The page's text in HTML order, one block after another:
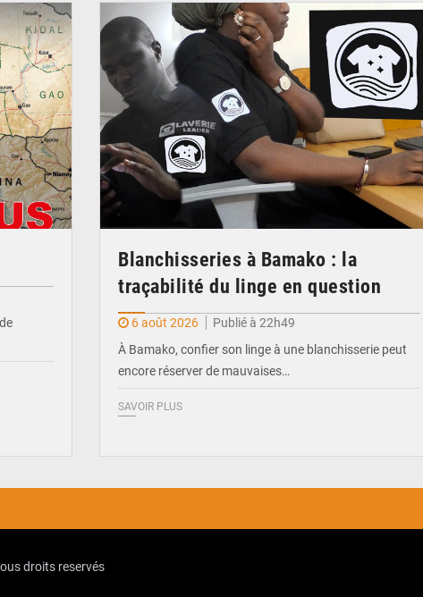
Blanchisseries à Bamako : la
traçabilité du linge en question
6 août 2026
Publié à 22h49
À Bamako, confier son linge à une blanchisserie peut
encore réserver de mauvaises…
SAVOIR PLUS
droits reservés